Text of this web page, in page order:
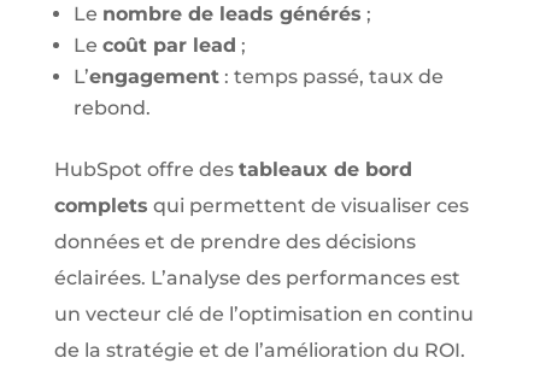
Le nombre de leads générés ;
Le coût par lead ;
L’engagement: temps passé, taux de
rebond.
HubSpot offre des tableaux de bord
complets qui permettent de visualiser ces
données et de prendre des décisions
éclairées. L’analyse des performances est
un vecteur clé de l’optimisation en continu
de la stratégie et de l’amélioration du ROI.